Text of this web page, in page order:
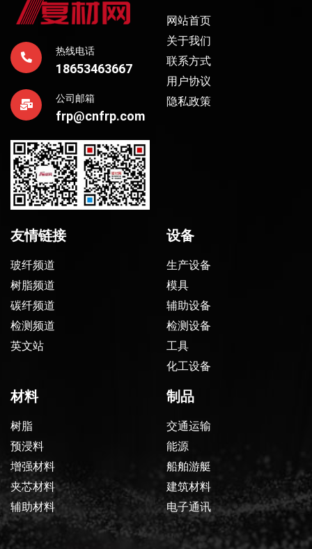
热线电话
18653463667
公司邮箱
frp@cnfrp.com
网站首页
关于我们
联系方式
用户协议
隐私政策
友情链接
玻纤频道
树脂频道
碳纤频道
检测频道
英文站
设备
生产设备
模具
辅助设备
检测设备
工具
化工设备
材料
树脂
预浸料
增强材料
夹芯材料
辅助材料
制品
交通运输
能源
船舶游艇
建筑材料
电子通讯